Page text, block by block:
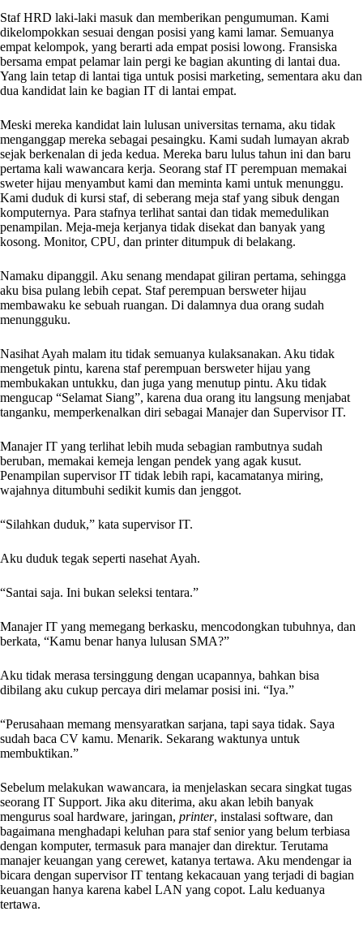
Staf HRD laki-laki masuk dan memberikan pengumuman. Kami
dikelompokkan sesuai dengan posisi yang kami lamar. Semuanya
empat kelompok, yang berarti ada empat posisi lowong. Fransiska
bersama empat pelamar lain pergi ke bagian akunting di lantai dua.
Yang lain tetap di lantai tiga untuk posisi marketing, sementara aku dan
dua kandidat lain ke bagian IT di lantai empat.
Meski mereka kandidat lain lulusan universitas ternama, aku tidak
menganggap mereka sebagai pesaingku. Kami sudah lumayan akrab
sejak berkenalan di jeda kedua. Mereka baru lulus tahun ini dan baru
pertama kali wawancara kerja. Seorang staf IT perempuan memakai
sweter hijau menyambut kami dan meminta kami untuk menunggu.
Kami duduk di kursi staf, di seberang meja staf yang sibuk dengan
komputernya. Para stafnya terlihat santai dan tidak memedulikan
penampilan. Meja-meja kerjanya tidak disekat dan banyak yang
kosong. Monitor, CPU, dan printer ditumpuk di belakang.
Namaku dipanggil. Aku senang mendapat giliran pertama, sehingga
aku bisa pulang lebih cepat. Staf perempuan bersweter hijau
membawaku ke sebuah ruangan. Di dalamnya dua orang sudah
menungguku.
Nasihat Ayah malam itu tidak semuanya kulaksanakan. Aku tidak
mengetuk pintu, karena staf perempuan bersweter hijau yang
membukakan untukku, dan juga yang menutup pintu. Aku tidak
mengucap “Selamat Siang”, karena dua orang itu langsung menjabat
tanganku, memperkenalkan diri sebagai Manajer dan Supervisor IT.
Manajer IT yang terlihat lebih muda sebagian rambutnya sudah
beruban, memakai kemeja lengan pendek yang agak kusut.
Penampilan supervisor IT tidak lebih rapi, kacamatanya miring,
wajahnya ditumbuhi sedikit kumis dan jenggot.
“Silahkan duduk,” kata supervisor IT.
Aku duduk tegak seperti nasehat Ayah.
“Santai saja. Ini bukan seleksi tentara.”
Manajer IT yang memegang berkasku, mencodongkan tubuhnya, dan
berkata, “Kamu benar hanya lulusan SMA?”
Aku tidak merasa tersinggung dengan ucapannya, bahkan bisa
dibilang aku cukup percaya diri melamar posisi ini. “Iya.”
“Perusahaan memang mensyaratkan sarjana, tapi saya tidak. Saya
sudah baca CV kamu. Menarik. Sekarang waktunya untuk
membuktikan.”
Sebelum melakukan wawancara, ia menjelaskan secara singkat tugas
seorang IT Support. Jika aku diterima, aku akan lebih banyak
mengurus soal hardware, jaringan, printer, instalasi software, dan
bagaimana menghadapi keluhan para staf senior yang belum terbiasa
dengan komputer, termasuk para manajer dan direktur. Terutama
manajer keuangan yang cerewet, katanya tertawa. Aku mendengar ia
bicara dengan supervisor IT tentang kekacauan yang terjadi di bagian
keuangan hanya karena kabel LAN yang copot. Lalu keduanya
tertawa.